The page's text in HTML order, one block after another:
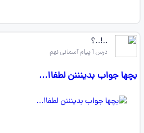
..!..؟
درس 1 پیام آسمانی نهم
بچها جواب بدینننن لطفاا...